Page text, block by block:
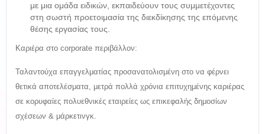
με μια ομάδα ειδικών, εκπαιδεύουν τους συμμετέχοντες
στη σωστή προετοιμασία της διεκδίκησης της επόμενης
θέσης εργασίας τους.
Καριέρα στο corporate περιβάλλον:
Ταλαντούχα επαγγελματίας προσανατολισμένη στο να φέρνει
θετικά αποτελέσματα, μετρά πολλά χρόνια επιτυχημένης καριέρας
σε κορυφαίες πολυεθνικές εταιρείες ως επικεφαλής δημοσίων
σχέσεων & μάρκετινγκ.